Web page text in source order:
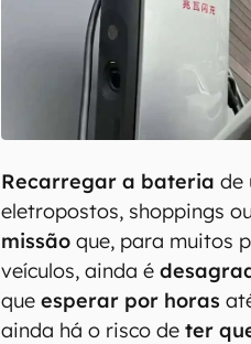
Recarregar a bateria de
eletropostos, shoppings
missão que, para muitos
veículos, ainda é
queesperar por horas
ainda há o risco deter